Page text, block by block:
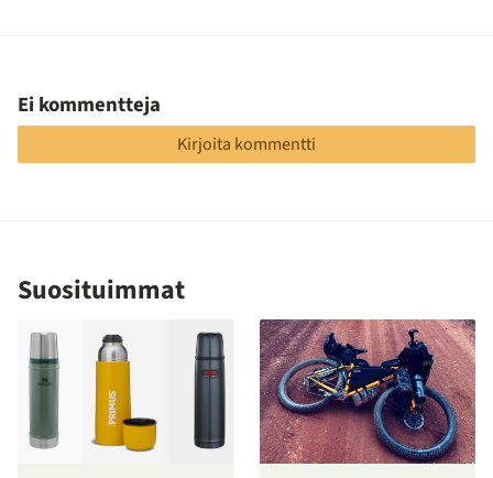
Ei kommentteja
Kirjoita kommentti
Suosituimmat